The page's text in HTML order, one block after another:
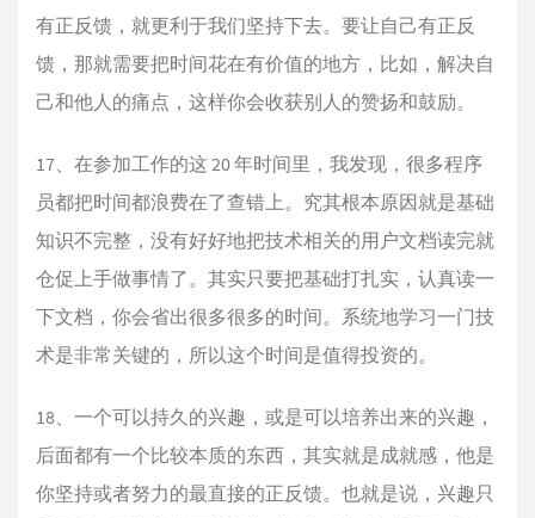
有正反馈，就更利于我们坚持下去。要让自己有正反
馈，那就需要把时间花在有价值的地方，比如，解决自
己和他人的痛点，这样你会收获别人的赞扬和鼓励。
17、在参加工作的这 20 年时间里，我发现，很多程序
员都把时间都浪费在了查错上。究其根本原因就是基础
知识不完整，没有好好地把技术相关的用户文档读完就
仓促上手做事情了。其实只要把基础打扎实，认真读一
下文档，你会省出很多很多的时间。系统地学习一门技
术是非常关键的，所以这个时间是值得投资的。
18、一个可以持久的兴趣，或是可以培养出来的兴趣，
后面都有一个比较本质的东西，其实就是成就感，他是
你坚持或者努力的最直接的正反馈。也就是说，兴趣只